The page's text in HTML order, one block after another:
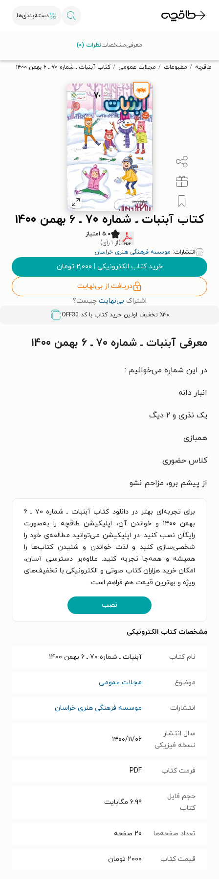
دسته‌بندی‌ها
تخفیف از طاقچه دریافت کن.
طاقچه مطبوعات مجلات عمومی کتاب آبنبات ـ‌ شماره ۷۰ ـ ۶ بهمن ۱۴۰۰
کتاب آبنبات ـ‌ شماره ۷۰ ـ ۶ بهمن ۱۴۰۰
۵.۰ امتیاز
(از ۱ رأی)
انتشارات: موسسه فرهنگی هنری خراسان
خرید کتاب الکترونیکی | ۲,۰۰۰ تومان
دریافت از بی‌نهایت
اشتراک بی‌نهایت چیست؟
٪۳۰ تخفیف اولین خرید کتاب با کد OFF30
معرفیمشخصاتنظرات (۰)
معرفی آبنبات ـ‌ شماره ۷۰ ـ ۶ بهمن ۱۴۰۰
در این شماره می‌خوانیم :
انبار دانه
یک نذری و ۲ دیگ
همبازی
کلاس حضوری
از پیشم برو، مزاحم نشو
برای تجربه‌ای بهتر در دانلود کتاب آبنبات ـ‌ شماره ۷۰ ـ ۶
بهمن ۱۴۰۰ و خواندن آن، اپلیکیشن طاقچه را به‌صورت
رایگان نصب کنید. در اپلیکیشن می‌توانید مطالعه‌ی خود را
شخصی‌سازی کنید و لذت خواندن و شنیدن کتاب‌ها را
همیشه و همه‌جا تجربه کنید. علاوه‌بر دسترسی آسان،
امکان خرید هزاران کتاب صوتی و الکترونیکی با تخفیف‌های
ویژه و بهترین قیمت هم فراهم است.
نصب
مشخصات کتاب الکترونیکی
نام کتاب آبنبات ـ‌ شماره ۷۰ ـ ۶ بهمن ۱۴۰۰
موضوع مجلات عمومی
انتشارات موسسه فرهنگی هنری خراسان
سال انتشار
نسخه فیزیکی
۱۴۰۰/۱۱/۰۶
فرمت کتاب PDF
حجم فایل
کتاب
۶.۹۹ مگابایت
تعداد صفحه‌ها ۲۰ صفحه
قیمت کتاب ۲۰۰۰ تومان